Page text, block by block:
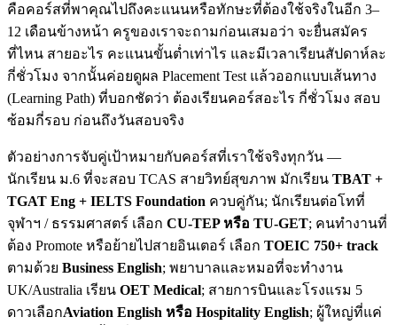
คือคอร์สที่พาคุณไปถึงคะแนนหรือทักษะที่ต้องใช้จริงในอีก 3–
12 เดือนข้างหน้า ครูของเราจะถามก่อนเสมอว่า จะยื่นสมัคร
ที่ไหน สายอะไร คะแนนขั้นต่ำเท่าไร และมีเวลาเรียนสัปดาห์ละ
กี่ชั่วโมง จากนั้นค่อยดูผล Placement Test แล้วออกแบบเส้นทาง
(Learning Path) ที่บอกชัดว่า ต้องเรียนคอร์สอะไร กี่ชั่วโมง สอบ
ซ้อมกี่รอบ ก่อนถึงวันสอบจริง
ตัวอย่างการจับคู่เป้าหมายกับคอร์สที่เราใช้จริงทุกวัน —
นักเรียน ม.6 ที่จะสอบ TCAS สายวิทย์สุขภาพ มักเรียน TBAT +
TGAT Eng + IELTS Foundation ควบคู่กัน; นักเรียนต่อโทที่
จุฬาฯ / ธรรมศาสตร์ เลือก CU-TEP หรือ TU-GET; คนทำงานที่
ต้อง Promote หรือย้ายไปสายอินเตอร์ เลือก TOEIC 750+ track
ตามด้วย Business English; พยาบาลและหมอที่จะทำงาน
UK/Australia เรียน OET Medical; สายการบินและโรงแรม 5
ดาวเลือกAviation English หรือ Hospitality English; ผู้ใหญ่ที่แค่